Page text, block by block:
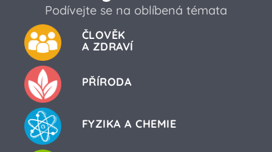
Podívejte se na oblíbená témata
ČLOVĚK
A ZDRAVÍ
PŘÍRODA
FYZIKA A CHEMIE